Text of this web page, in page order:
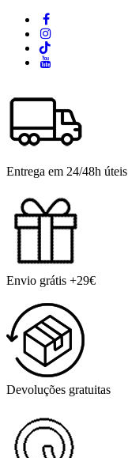
Entrega em 24/48h úteis
Envio grátis +29€
Devoluções gratuitas